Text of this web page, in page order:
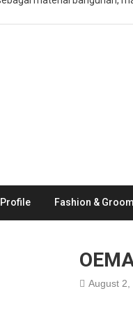
Profile Fashion &
August 2,